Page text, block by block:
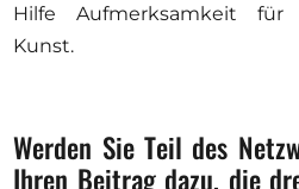
Hilfe Aufmerksamkeit für
Kunst.
Werden Sie Teil des
Ihren Beitrag dazu, die